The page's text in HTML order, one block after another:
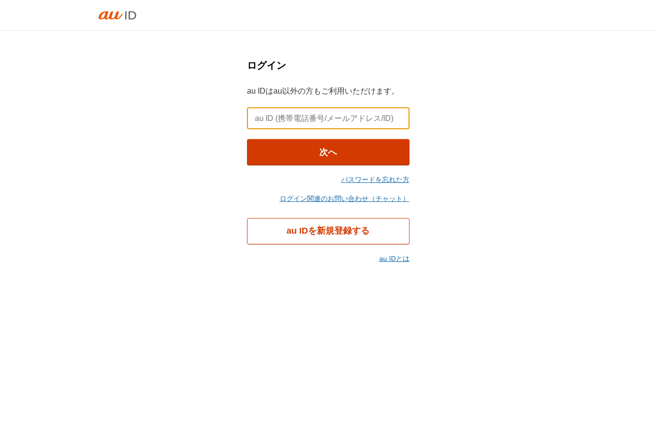
ログイン
au IDはau以外の方もご利用いただけます。
次へ
パスワードを忘れた方
ログイン関連のお問い合わせ（チャット）
au IDを新規登録する
au IDとは